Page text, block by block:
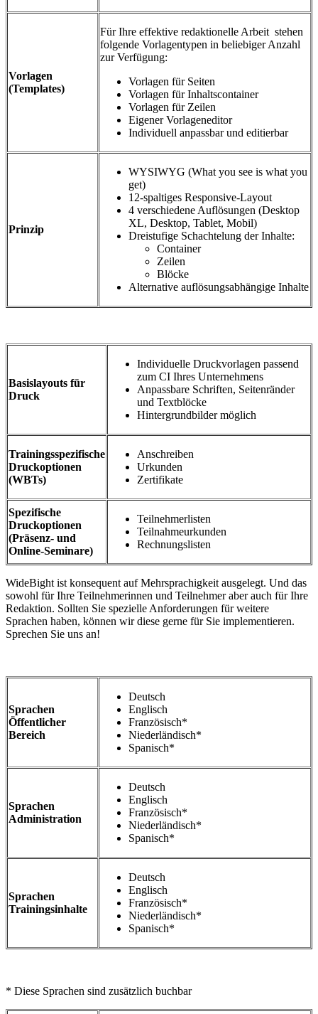
Vorlagen
(Templates)
Für Ihre effektive redaktionelle Arbeit stehen
folgende Vorlagentypen in beliebiger Anzahl
zur Verfügung:
Vorlagen für Seiten
Vorlagen für Inhaltscontainer
Vorlagen für Zeilen
Eigener Vorlageneditor
Individuell anpassbar und editierbar
Prinzip
WYSIWYG (What you see is what you
get)
12-spaltiges Responsive-Layout
4 verschiedene Auflösungen (Desktop
XL, Desktop, Tablet, Mobil)
Dreistufige Schachtelung der Inhalte:
Container
Zeilen
Blöcke
Alternative auflösungsabhängige Inhalte
Basislayouts für
Druck
Individuelle Druckvorlagen passend
zum CI Ihres Unternehmens
Anpassbare Schriften, Seitenränder
und Textblöcke
Hintergrundbilder möglich
Trainingsspezifische
Druckoptionen
(WBTs)
Anschreiben
Urkunden
Zertifikate
Spezifische
Druckoptionen
(Präsenz- und
Online-Seminare)
Teilnehmerlisten
Teilnahmeurkunden
Rechnungslisten
WideBight ist konsequent auf Mehrsprachigkeit ausgelegt. Und das
sowohl für Ihre Teilnehmerinnen und Teilnehmer aber auch für Ihre
Redaktion. Sollten Sie spezielle Anforderungen für weitere
Sprachen haben, können wir diese gerne für Sie implementieren.
Sprechen Sie uns an!
Sprachen
Öffentlicher
Bereich
Deutsch
Englisch
Französisch*
Niederländisch*
Spanisch*
Sprachen
Administration
Deutsch
Englisch
Französisch*
Niederländisch*
Spanisch*
Sprachen
Trainingsinhalte
Deutsch
Englisch
Französisch*
Niederländisch*
Spanisch*
* Diese Sprachen sind zusätzlich buchbar